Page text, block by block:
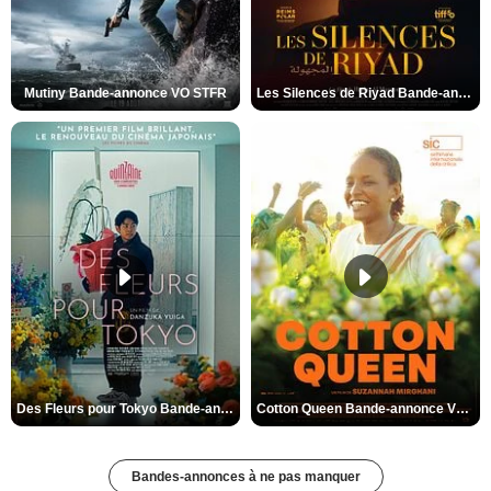
Mutiny Bande-annonce VO STFR Les Silences de Riyad Bande-annonce VO STFR
Des Fleurs pour Tokyo Bande-annonce VO STFR Cotton Queen Bande-annonce VO STFR
Bandes-annonces à ne pas manquer